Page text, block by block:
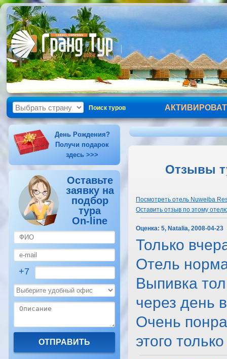
Поиск туров
День Рождения?
Получи подарок
здесь >>>
Оставьте
заявку на
подбор
тура
On-line
+7
Отзывы
Посмотреть отель Nuweiba
Оставить отзыв по этому
Оценка:5, Natalia, 2008-04-23
Только
Отель
Выпивка
через день
Очень
этого